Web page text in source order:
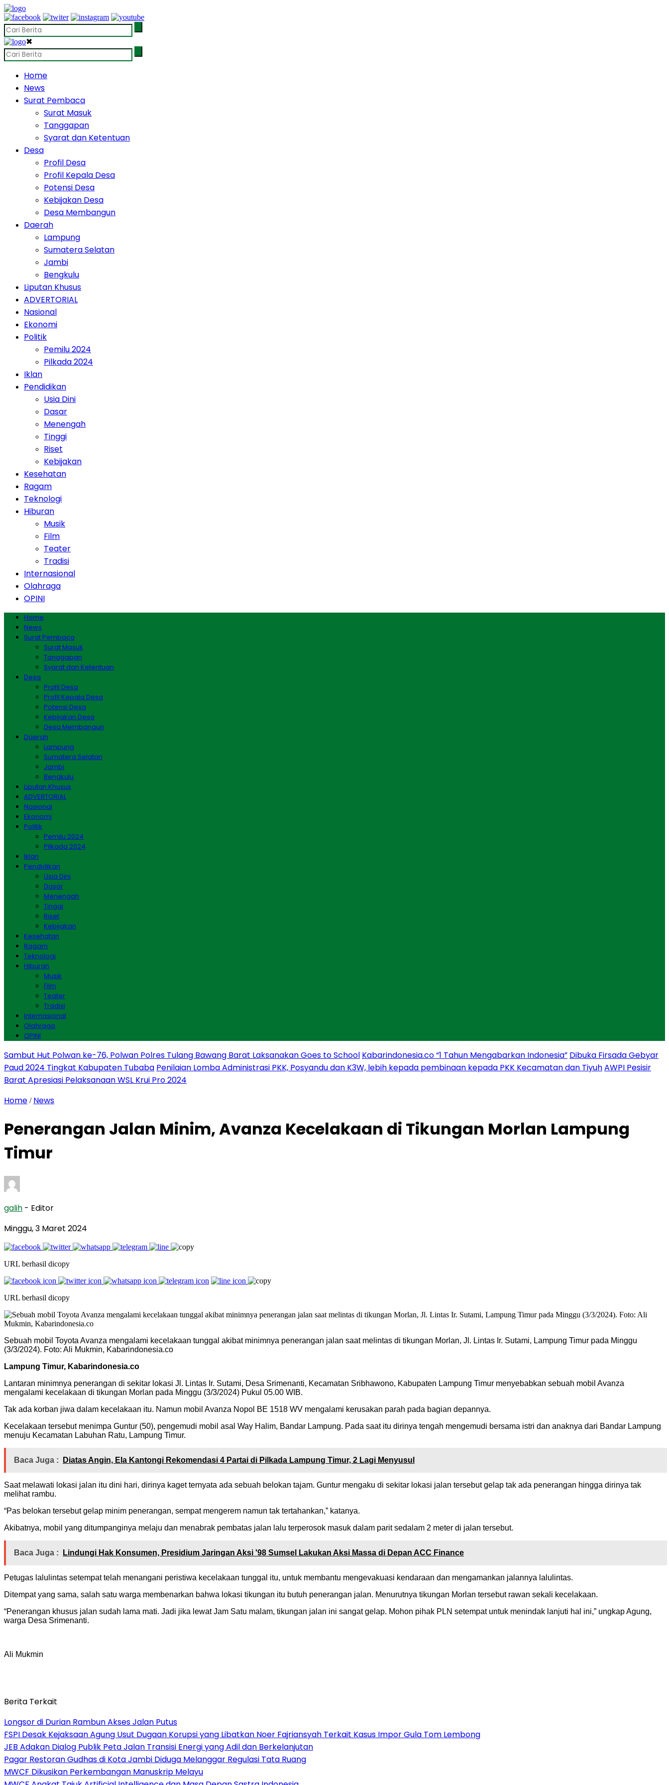
✖
Home
News
Surat Pembaca
Surat Masuk
Tanggapan
Syarat dan Ketentuan
Desa
Profil Desa
Profil Kepala Desa
Potensi Desa
Kebijakan Desa
Desa Membangun
Daerah
Lampung
Sumatera Selatan
Jambi
Bengkulu
Liputan Khusus
ADVERTORIAL
Nasional
Ekonomi
Politik
Pemilu 2024
Pilkada 2024
Iklan
Pendidikan
Usia Dini
Dasar
Menengah
Tinggi
Riset
Kebijakan
Kesehatan
Ragam
Teknologi
Hiburan
Musik
Film
Teater
Tradisi
Internasional
Olahraga
OPINI
Home
News
Surat Pembaca
Surat Masuk
Tanggapan
Syarat dan Ketentuan
Desa
Profil Desa
Profil Kepala Desa
Potensi Desa
Kebijakan Desa
Desa Membangun
Daerah
Lampung
Sumatera Selatan
Jambi
Bengkulu
Liputan Khusus
ADVERTORIAL
Nasional
Ekonomi
Politik
Pemilu 2024
Pilkada 2024
Iklan
Pendidikan
Usia Dini
Dasar
Menengah
Tinggi
Riset
Kebijakan
Kesehatan
Ragam
Teknologi
Hiburan
Musik
Film
Teater
Tradisi
Internasional
Olahraga
OPINI
Sambut Hut Polwan ke-76, Polwan Polres Tulang Bawang Barat Laksanakan Goes to School Kabarindonesia.co “1 Tahun Mengabarkan Indonesia” Dibuka Firsada Gebyar
Paud 2024 Tingkat Kabupaten Tubaba Penilaian Lomba Administrasi PKK, Posyandu dan K3W, lebih kepada pembinaan kepada PKK Kecamatan dan TiyuhAWPI Pesisir
Barat Apresiasi Pelaksanaan WSL Krui Pro 2024
Home / News
Penerangan Jalan Minim, Avanza Kecelakaan di Tikungan Morlan Lampung
Timur
galih - Editor
Minggu, 3 Maret 2024
URL berhasil dicopy
URL berhasil dicopy
Sebuah mobil Toyota Avanza mengalami kecelakaan tunggal akibat minimnya penerangan jalan saat melintas di tikungan Morlan, Jl. Lintas Ir. Sutami, Lampung Timur pada Minggu
(3/3/2024). Foto: Ali Mukmin, Kabarindonesia.co
Lampung Timur, Kabarindonesia.co
Lantaran minimnya penerangan di sekitar lokasi Jl. Lintas Ir. Sutami, Desa Srimenanti, Kecamatan Sribhawono, Kabupaten Lampung Timur menyebabkan sebuah mobil Avanza
mengalami kecelakaan di tikungan Morlan pada Minggu (3/3/2024) Pukul 05.00 WIB.
Tak ada korban jiwa dalam kecelakaan itu. Namun mobil Avanza Nopol BE 1518 WV mengalami kerusakan parah pada bagian depannya.
Kecelakaan tersebut menimpa Guntur (50), pengemudi mobil asal Way Halim, Bandar Lampung. Pada saat itu dirinya tengah mengemudi bersama istri dan anaknya dari Bandar Lampung
menuju Kecamatan Labuhan Ratu, Lampung Timur.
Baca Juga : Diatas Angin, Ela Kantongi Rekomendasi 4 Partai di Pilkada Lampung Timur, 2 Lagi Menyusul
Saat melawati lokasi jalan itu dini hari, dirinya kaget ternyata ada sebuah belokan tajam. Guntur mengaku di sekitar lokasi jalan tersebut gelap tak ada penerangan hingga dirinya tak
melihat rambu.
“Pas belokan tersebut gelap minim penerangan, sempat mengerem namun tak tertahankan,” katanya.
Akibatnya, mobil yang ditumpanginya melaju dan menabrak pembatas jalan lalu terperosok masuk dalam parit sedalam 2 meter di jalan tersebut.
Baca Juga : Lindungi Hak Konsumen, Presidium Jaringan Aksi '98 Sumsel Lakukan Aksi Massa di Depan ACC Finance
Petugas lalulintas setempat telah menangani peristiwa kecelakaan tunggal itu, untuk membantu mengevakuasi kendaraan dan mengamankan jalannya lalulintas.
Ditempat yang sama, salah satu warga membenarkan bahwa lokasi tikungan itu butuh penerangan jalan. Menurutnya tikungan Morlan tersebut rawan sekali kecelakaan.
“Penerangan khusus jalan sudah lama mati. Jadi jika lewat Jam Satu malam, tikungan jalan ini sangat gelap. Mohon pihak PLN setempat untuk menindak lanjuti hal ini,” ungkap Agung,
warga Desa Srimenanti.
Ali Mukmin
Berita Terkait
Longsor di Durian Rambun Akses Jalan Putus
FSPI Desak Kejaksaan Agung Usut Dugaan Korupsi yang Libatkan Noer Fajriansyah Terkait Kasus Impor Gula Tom Lembong
JEB Adakan Dialog Publik Peta Jalan Transisi Energi yang Adil dan Berkelanjutan
Pagar Restoran Gudhas di Kota Jambi Diduga Melanggar Regulasi Tata Ruang
MWCF Dikusikan Perkembangan Manuskrip Melayu